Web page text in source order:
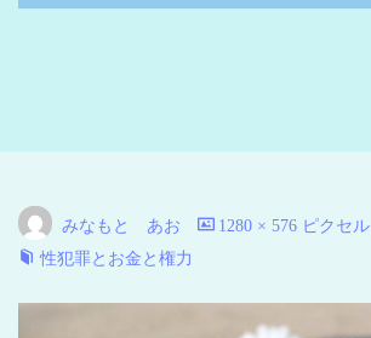
海
青
地
みなもと あお 1280 × 576 ピクセル
性犯罪とお金と権力